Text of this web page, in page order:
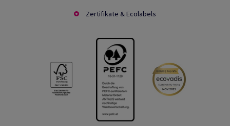
Zertifikate & Ecolabels